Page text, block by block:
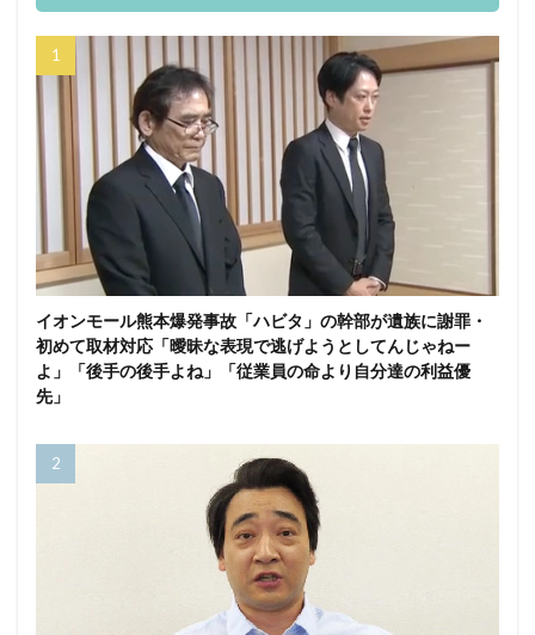
イオンモール熊本爆発事故「ハビタ」の幹部が遺族に謝罪・
初めて取材対応「曖昧な表現で逃げようとしてんじゃねー
よ」「後手の後手よね」「従業員の命より自分達の利益優
先」